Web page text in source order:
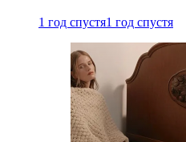
1 год спустя1 год спустя